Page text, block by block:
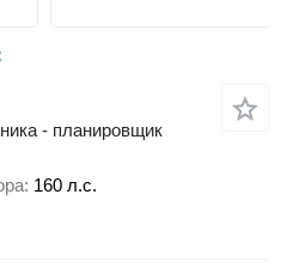
- планировщик
160 л.с.